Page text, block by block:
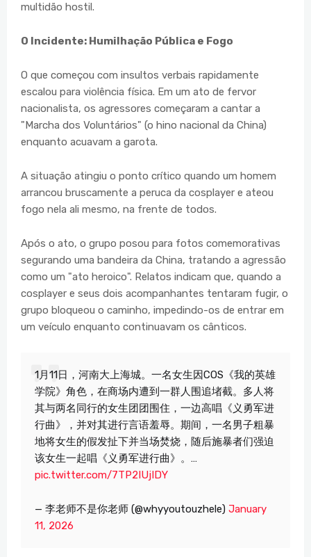
multidão hostil.
O Incidente: Humilhação Pública e Fogo
O que começou com insultos verbais rapidamente
escalou para violência física. Em um ato de fervor
nacionalista, os agressores começaram a cantar a
"Marcha dos Voluntários" (o hino nacional da China)
enquanto acuavam a garota.
A situação atingiu o ponto crítico quando um homem
arrancou bruscamente a peruca da cosplayer e ateou
fogo nela ali mesmo, na frente de todos.
Após o ato, o grupo posou para fotos comemorativas
segurando uma bandeira da China, tratando a agressão
como um "ato heroico". Relatos indicam que, quando a
cosplayer e seus dois acompanhantes tentaram fugir, o
grupo bloqueou o caminho, impedindo-os de entrar em
um veículo enquanto continuavam os cânticos.
1月11日，河南大上海城。一名女生因COS《我的英雄
学院》角色，在商场内遭到一群人围追堵截。多人将
其与两名同行的女生团团围住，一边高唱《义勇军进
行曲》，并对其进行言语羞辱。期间，一名男子粗暴
地将女生的假发扯下并当场焚烧，随后施暴者们强迫
该女生一起唱《义勇军进行曲》。…
pic.twitter.com/7TP2IUjIDY
— 李老师不是你老师 (@whyyoutouzhele) January
11, 2026